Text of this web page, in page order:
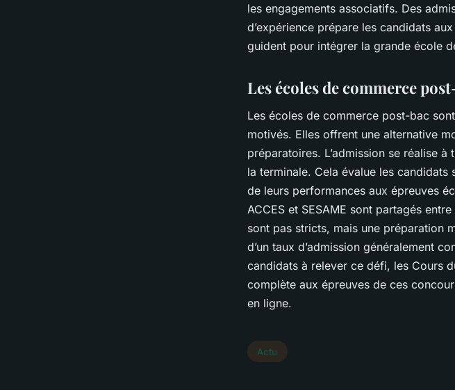
les engagements associatifs. Des
d’expérience prépare les candidats
guident pour intégrer la grande école
Les écoles de commerce
Les écoles de commerce post-bac
motivés. Elles offrent une alternative
préparatoires. L’admission se réalise
la terminale. Cela évalue les
de leurs performances aux épreuves
ACCES et SESAME sont partagés
sont pas stricts, mais une préparation
d’un taux d’admission généralement
candidats à relever ce défi, les Cours
complète aux épreuves de ces
en ligne.
Actu